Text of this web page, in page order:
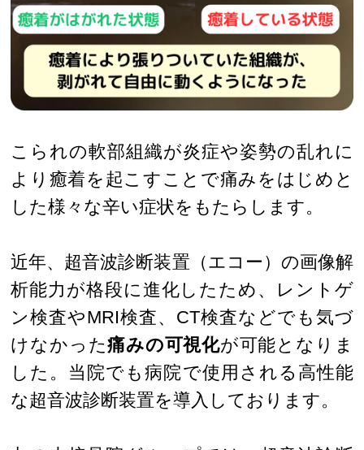
こられの軟部組織が炎症や姿勢の乱れに
より癒着を起こすことで痛みをはじめと
した様々な辛い症状をもたらします。
近年、超音波診断装置（エコー）の画像解
析能力が格段に進化したため、レントゲ
ン検査やMRI検査、CT検査などでも気づ
けなかった痛みの可視化が可能となりま
した。当院でも病院で使用される高性能
な超音波診断装置を導入しております。